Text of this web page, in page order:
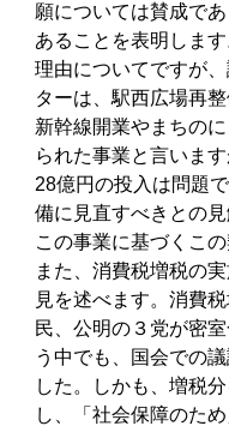
願については賛成で
あることを表明します
理由についてですが
ターは、駅西広場再整
新幹線開業やまちの
られた事業と言いま
28億円の投入は問題
備に見直すべきとの
この事業に基づくこ
また、消費税増税の
見を述べます。消費
民、公明の３党が密
う中でも、国会での
した。しかも、増税
し、「社会保障のた